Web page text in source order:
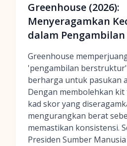
Greenhouse (2026):
Menyeragamkan
dalam
Greenhouse
'pengambilan
berharga untuk pasukan
Dengan membolehkan kit
kad skor yang
mengurangkan berat
memastikan konsistensi.
Presiden Sumber